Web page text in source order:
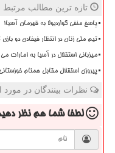
تازه ترین مطالب مرتبط
پاسخ منفی گواردیولا به قهرمان آسیا!
تیم ملی زنان در انتظار فیفادی دو
میزبانی استقلال در آسیا به امارات
پیروزی استقلال مقابل همنام خوزستانی
نظرات بینندگان در
لطفا شما همنظر